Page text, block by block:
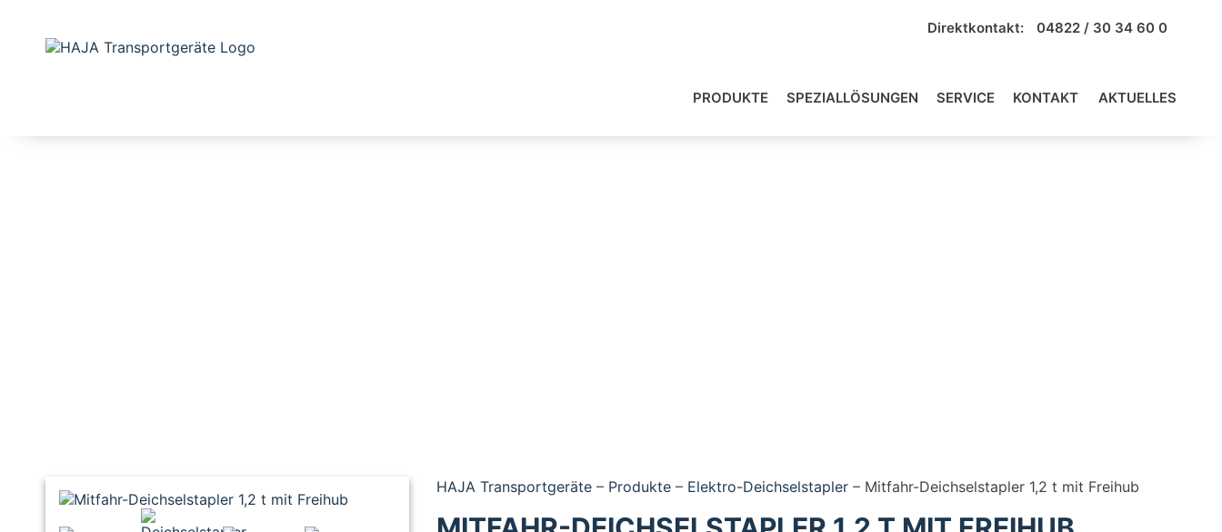
Direktkontakt: 04822 / 30 34 60 0
PRODUKTE SPEZIALLÖSUNGEN SERVICE KONTAKT AKTUELLES
HAJA Transportgeräte – Produkte – Elektro-Deichselstapler – Mitfahr-Deichselstapler 1,2 t mit Freihub